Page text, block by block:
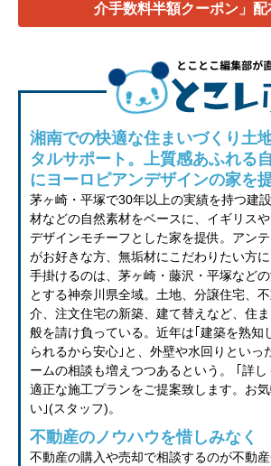
介手数料半額クーポン」配
湘南での快適な住まいづくり土
タルサポート。上質感あふれる
にヨーロピアンデザインの家を
茅ヶ崎・平塚で30年以上の実績を持つ建
材などの自然素材をベースに、イギリス
デザインモチーフとした家を提供。アン
がお好きな方、無垢材にこだわりたい方に
手掛けるのは、茅ヶ崎・藤沢・平塚など
とする神奈川県全域。土地、分譲住宅、
介、注文住宅の新築、建て替えなど、住
般を請け負っている。近年は｢建築を熟知
られるから安心｣と、外壁や水回りといっ
ームの相談も増えつつあるという。 ｢詳し
適正な施工プランをご提案致します。お
い｣(スタッフ)。
不動産のノウハウを惜しみなく
不動産の購入や売却で相談するのが不動